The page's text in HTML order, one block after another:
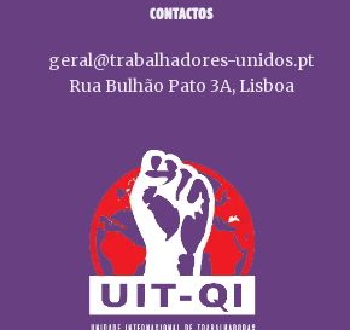
CONTACTOS
geral@trabalhadores-unidos.pt
Rua Bulhão Pato 3A, Lisboa